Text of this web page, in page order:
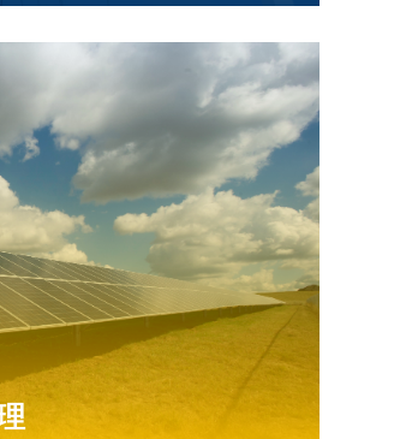
分析，提供节能措施方
低碳排放。